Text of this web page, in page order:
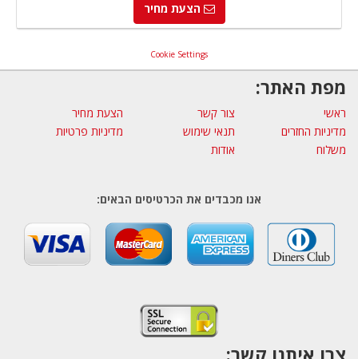
הצעת מחיר
Cookie Settings
מפת האתר:
ראשי צור קשר
הצעת מחיר
מדיניות החזרים
תנאי שימוש
מדיניות פרטיות
משלוח
אודות
אנו מכבדים את הכרטיסים הבאים: